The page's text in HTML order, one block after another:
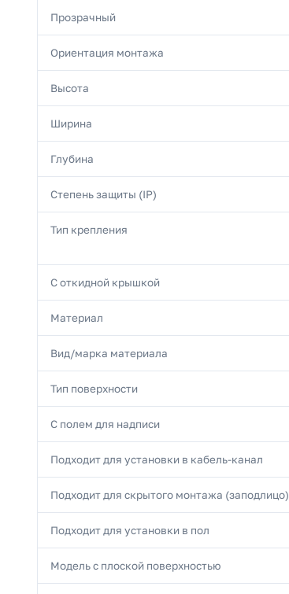
Прозрачный
Ориентация монтажа
Высота
Ширина
Глубина
Степень защиты (IP)
Тип крепления
С откидной крышкой
Материал
Вид/марка материала
Тип поверхности
С полем для надписи
Подходит для установки в кабель-канал
Подходит для скрытого монтажа (заподлицо)
Подходит для установки в пол
Модель с плоской поверхностью